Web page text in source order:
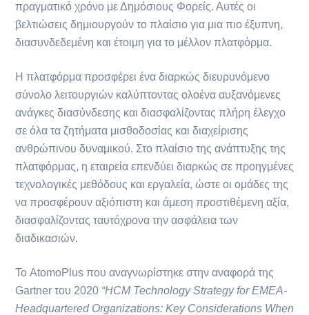
πραγματικό χρόνο με Δημόσιους Φορείς. Αυτές οι
βελτιώσεις δημιουργούν το πλαίσιο για μια πιο έξυπνη,
διασυνδεδεμένη και έτοιμη για το μέλλον πλατφόρμα.
Η πλατφόρμα προσφέρει ένα διαρκώς διευρυνόμενο
σύνολο λειτουργιών καλύπτοντας ολοένα αυξανόμενες
ανάγκες διασύνδεσης και διασφαλίζοντας πλήρη έλεγχο
σε όλα τα ζητήματα μισθοδοσίας και διαχείρισης
ανθρώπινου δυναμικού. Στο πλαίσιο της ανάπτυξης της
πλατφόρμας, η εταιρεία επενδύει διαρκώς σε προηγμένες
τεχνολογικές μεθόδους και εργαλεία, ώστε οι ομάδες της
να προσφέρουν αξιόπιστη και άμεση προστιθέμενη αξία,
διασφαλίζοντας ταυτόχρονα την ασφάλεια των
διαδικασιών.
Το AtomoPlus που αναγνωρίστηκε στην αναφορά της
Gartner του 2020 “HCM Technology Strategy for EMEA-
Headquartered Organizations: Key Considerations When